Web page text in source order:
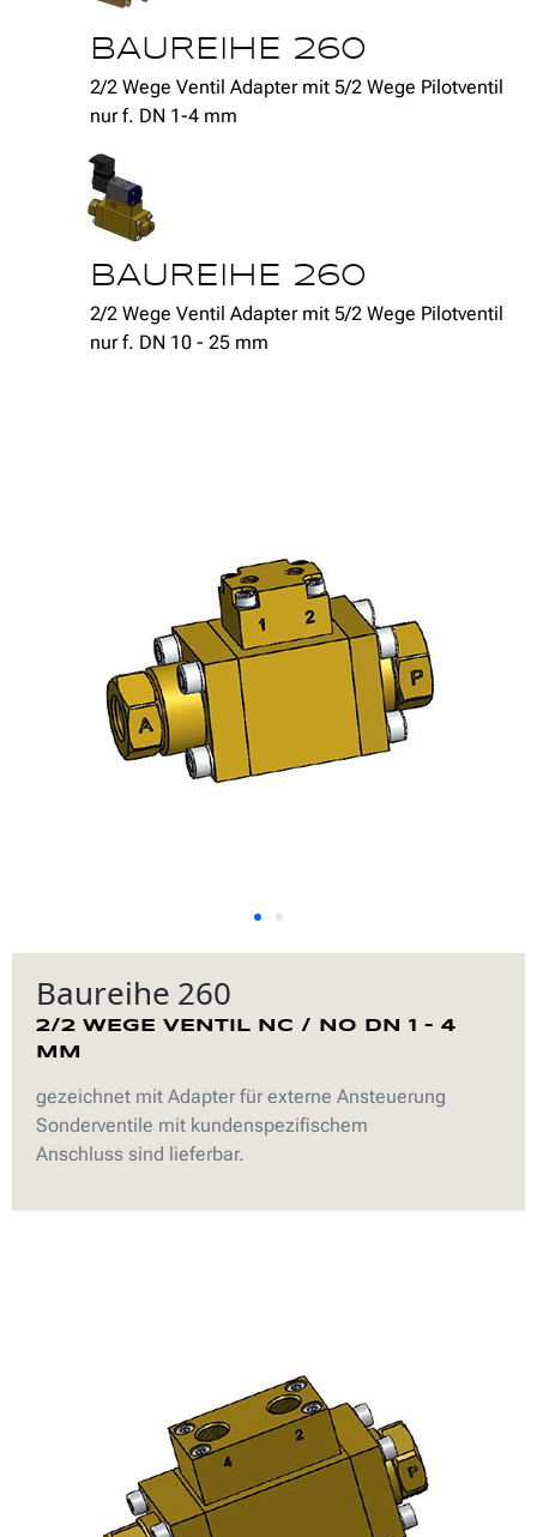
BAUREIHE 260
2/2 Wege Ventil Adapter mit 5/2 Wege Pilotventil
nur f. DN 1-4 mm
BAUREIHE 260
2/2 Wege Ventil Adapter mit 5/2 Wege Pilotventil
nur f. DN 10 - 25 mm
Baureihe 260
2/2 WEGE VENTIL NC / NO DN 1 – 4
MM
gezeichnet mit Adapter für externe Ansteuerung
Sonderventile mit kundenspezifischem
Anschluss sind lieferbar.